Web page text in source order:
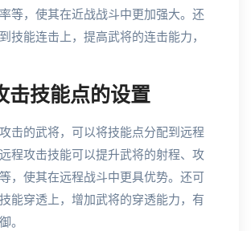
等，使其在近战战斗中更加强大。还
技能连击上，提高武将的连击能力，
击技能点的设置
击的武将，可以将技能点分配到远程
程攻击技能可以提升武将的射程、攻
，使其在远程战斗中更具优势。还可
能穿透上，增加武将的穿透能力，有
。